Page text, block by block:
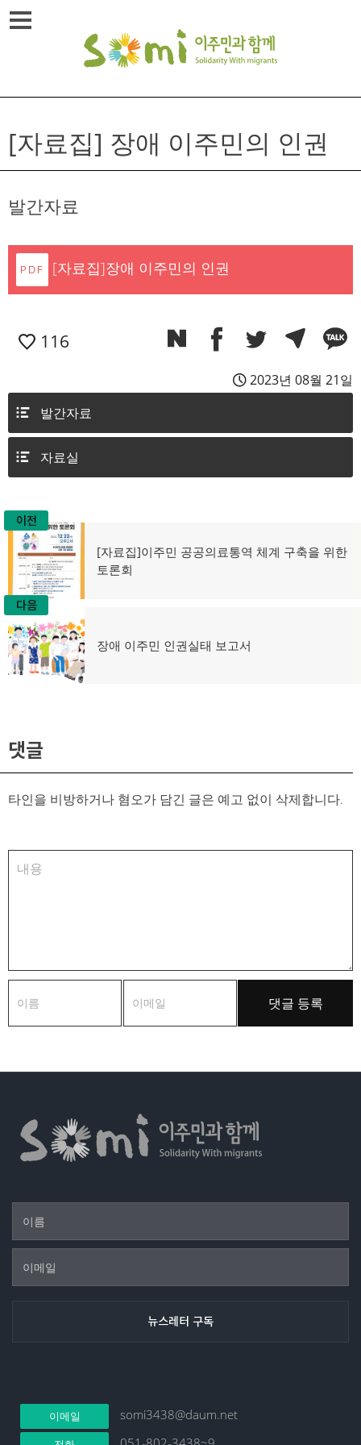
Skip
to
[자료집] 장애 이주민의 인권
발간자료
[자료집]장애 이주민의 인권
116
2023년 08월 21일
발간자료
자료실
글
탐
색
이전
이
전
[자료집]이주민 공공의료통역 체계 구축을 위한
토론회
다음
다
장애 이주민 인권실태 보고서
댓글
타인을 비방하거나 혐오가 담긴 글은 예고 없이 삭제합니다.
이메일 somi3438@daum.net